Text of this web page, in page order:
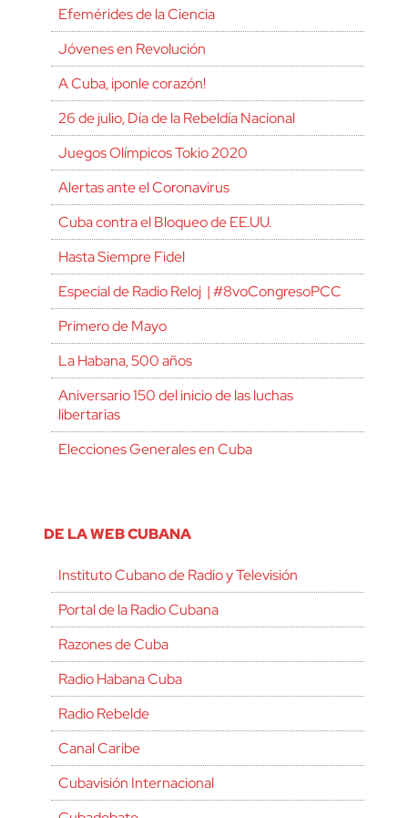
Efemérides de la Ciencia
Jóvenes en Revolución
A Cuba, ¡ponle corazón!
26 de julio, Día de la Rebeldía Nacional
Juegos Olímpicos Tokio 2020
Alertas ante el Coronavirus
Cuba contra el Bloqueo de EE.UU.
Hasta Siempre Fidel
Especial de Radio Reloj | #8voCongresoPCC
Primero de Mayo
La Habana, 500 años
Aniversario 150 del inicio de las luchas
libertarias
Elecciones Generales en Cuba
DE LA WEB CUBANA
Instituto Cubano de Radio y Televisión
Portal de la Radio Cubana
Razones de Cuba
Radio Habana Cuba
Radio Rebelde
Canal Caribe
Cubavisión Internacional